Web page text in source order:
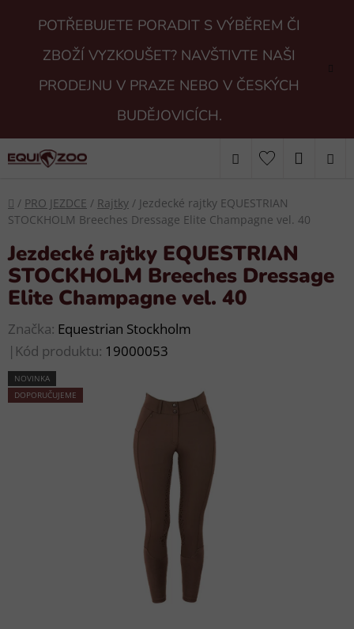
POTŘEBUJETE PORADIT S VÝBĚREM ČI
ZBOŽÍ VYZKOUŠET? NAVŠTIVTE NAŠI
PRODEJNU V PRAZE NEBO V ČESKÝCH
BUDĚJOVICÍCH.
Hledat
Domů
/ PRO JEZDCE / Rajtky / Jezdecké rajtky EQUESTRIAN
STOCKHOLM Breeches Dressage Elite Champagne vel. 40
Jezdecké rajtky EQUESTRIAN
STOCKHOLM Breeches Dressage
Elite Champagne vel. 40
Značka: Equestrian Stockholm
| Kód produktu: 19000053
NOVINKA
DOPORUČUJEME